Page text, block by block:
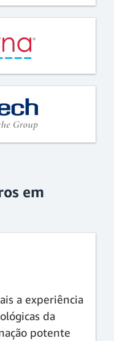
em
a experiência
da
potente